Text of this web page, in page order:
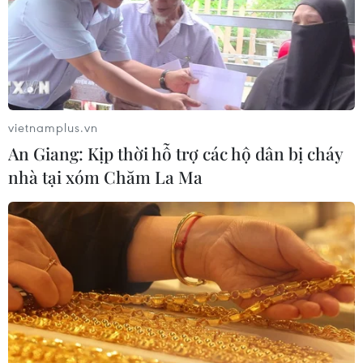
TIN CÙNG CHUYÊN MỤC
Ngân hàng Trung ương Trung Quốc
mua thêm 20 tấn vàng trong tháng 7
07/08/2026 15:21
vietnamplus.vn
An Giang: Kịp thời hỗ trợ các hộ dân bị cháy
nhà tại xóm Chăm La Ma